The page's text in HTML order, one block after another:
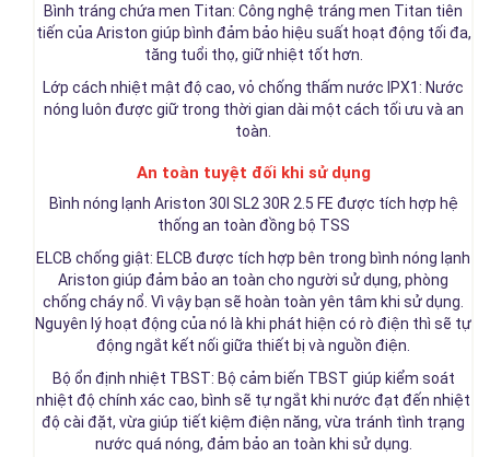
Bình tráng chứa men Titan: Công nghệ tráng men Titan tiên
tiến của Ariston giúp bình đảm bảo hiệu suất hoạt động tối đa,
tăng tuổi thọ, giữ nhiệt tốt hơn.
Lớp cách nhiệt mật độ cao, vỏ chống thấm nước IPX1: Nước
nóng luôn được giữ trong thời gian dài một cách tối ưu và an
toàn.
An toàn tuyệt đối khi sử dụng
Bình nóng lạnh Ariston 30l SL2 30R 2.5 FE được tích hợp hệ
thống an toàn đồng bộ TSS
ELCB chống giật: ELCB được tích hợp bên trong bình nóng lạnh
Ariston giúp đảm bảo an toàn cho người sử dụng, phòng
chống cháy nổ. Vì vậy bạn sẽ hoàn toàn yên tâm khi sử dụng.
Nguyên lý hoạt động của nó là khi phát hiện có rò điện thì sẽ tự
động ngắt kết nối giữa thiết bị và nguồn điện.
Bộ ổn định nhiệt TBST: Bộ cảm biến TBST giúp kiểm soát
nhiệt độ chính xác cao, bình sẽ tự ngắt khi nước đạt đến nhiệt
độ cài đặt, vừa giúp tiết kiệm điện năng, vừa tránh tình trạng
nước quá nóng, đảm bảo an toàn khi sử dụng.